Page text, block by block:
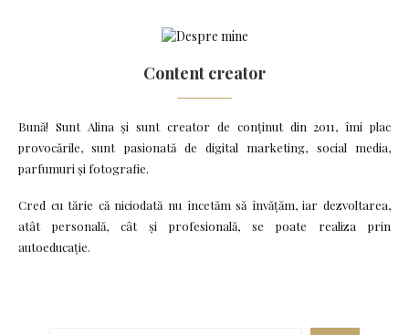
Content creator
Bună! Sunt Alina și sunt creator de conținut din 2011, îmi plac
provocările, sunt pasionată de digital marketing, social media,
parfumuri și fotografie.
Cred cu tărie că niciodată nu încetăm să învățăm, iar dezvoltarea,
atât personală, cât și profesională, se poate realiza prin
autoeducație.